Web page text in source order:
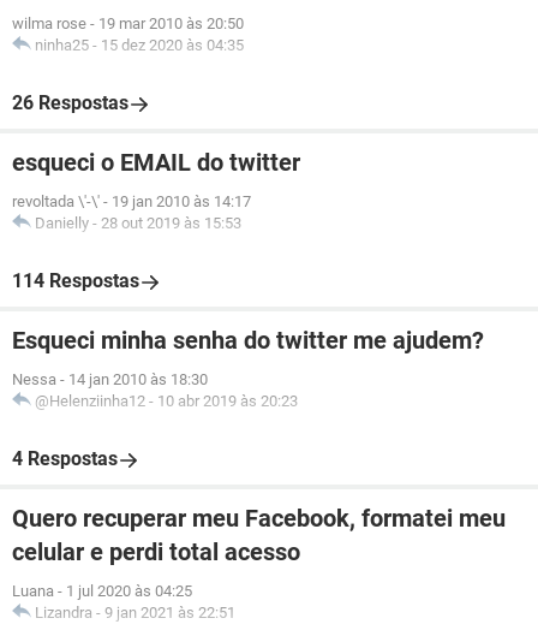
wilma rose - 19 mar 2010 às 20:50
ninha25 - 15 dez 2020 às 04:35
26 Respostas
esqueci o EMAIL do twitter
revoltada \'-\' - 19 jan 2010 às 14:17
Danielly - 28 out 2019 às 15:53
114 Respostas
Esqueci minha senha do twitter me ajudem?
Nessa - 14 jan 2010 às 18:30
@Helenziinha12 - 10 abr 2019 às 20:23
4 Respostas
Quero recuperar meu Facebook, formatei meu
celular e perdi total acesso
Luana - 1 jul 2020 às 04:25
Lizandra - 9 jan 2021 às 22:51